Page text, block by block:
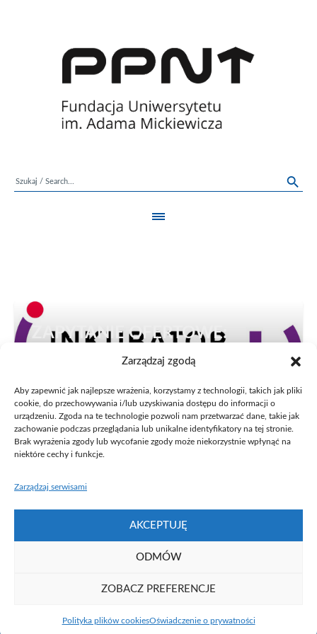
Zarządzaj zgodą
Aby zapewnić jak najlepsze wrażenia, korzystamy z technologii, takich jak pliki
cookie, do przechowywania i/lub uzyskiwania dostępu do informacji o
urządzeniu. Zgoda na te technologie pozwoli nam przetwarzać dane, takie jak
zachowanie podczas przeglądania lub unikalne identyfikatory na tej stronie.
Brak wyrażenia zgody lub wycofanie zgody może niekorzystnie wpłynąć na
niektóre cechy i funkcje.
Zarządzaj serwisami
AKCEPTUJĘ
ODMÓW
ZOBACZ PREFERENCJE
Polityka plików cookiesOświadczenie o prywatności
ZAPYTANIE OFERTOWE:
Informacja o wynikach – zakup
W odpowiedzi na zapytanie ofertowe z dnia 3 kwietnia
2017 roku dotyczące dostępu do bazy rynkowej w
informujemy, że nie wpłynęła żadna oferta.